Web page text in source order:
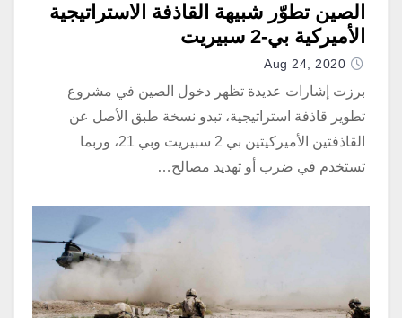
الصين تطوّر شبيهة القاذفة الاستراتيجية
الأميركية بي-2 سبيريت
Aug 24, 2020
برزت إشارات عديدة تظهر دخول الصين في مشروع
تطوير قاذفة استراتيجية، تبدو نسخة طبق الأصل عن
القاذفتين الأميركيتين بي 2 سبيريت وبي 21، وربما
تستخدم في ضرب أو تهديد مصالح…